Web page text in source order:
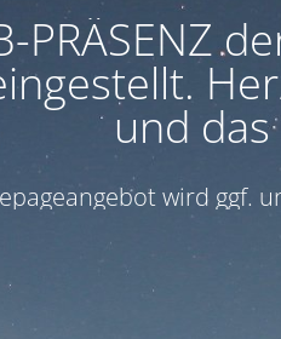
PRÄSENZ
und
wird ggf.